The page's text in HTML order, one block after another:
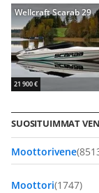
Wellcraft Scarab 29
21 900 €
SUOSITUIMMAT
Moottorivene
Moottori(1747)